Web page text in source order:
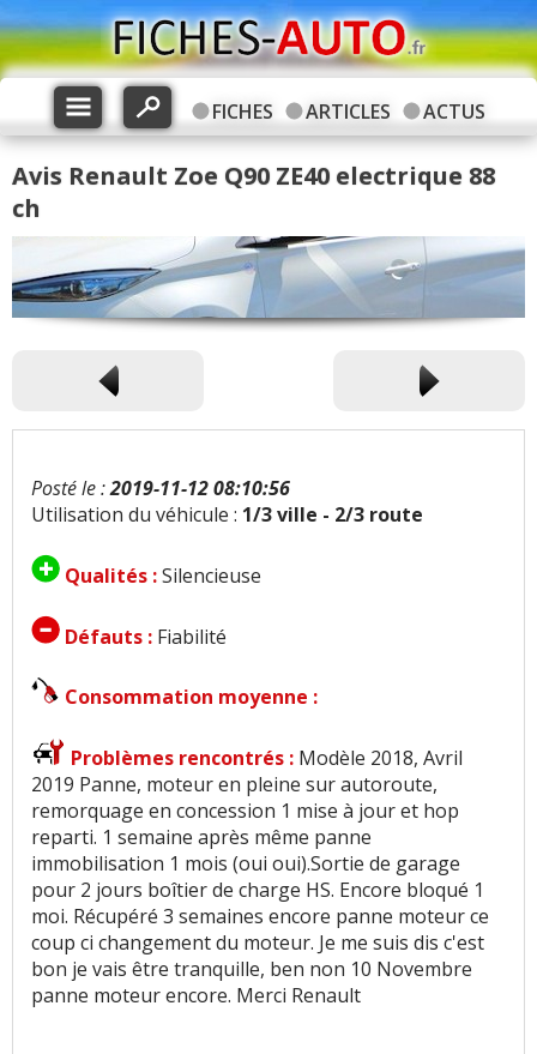
FICHES ARTICLES ACTUS
Avis Renault Zoe Q90 ZE40 electrique 88
ch
Posté le :2019-11-12 08:10:56
Utilisation du véhicule : 1/3 ville - 2/3 route
Qualités :Silencieuse
Défauts : Fiabilité
Consommation moyenne :
Problèmes rencontrés : Modèle 2018, Avril
2019 Panne, moteur en pleine sur autoroute,
remorquage en concession 1 mise à jour et hop
reparti. 1 semaine après même panne
immobilisation 1 mois (oui oui).Sortie de garage
pour 2 jours boîtier de charge HS. Encore bloqué 1
moi. Récupéré 3 semaines encore panne moteur ce
coup ci changement du moteur. Je me suis dis c'est
bon je vais être tranquille, ben non 10 Novembre
panne moteur encore. Merci Renault